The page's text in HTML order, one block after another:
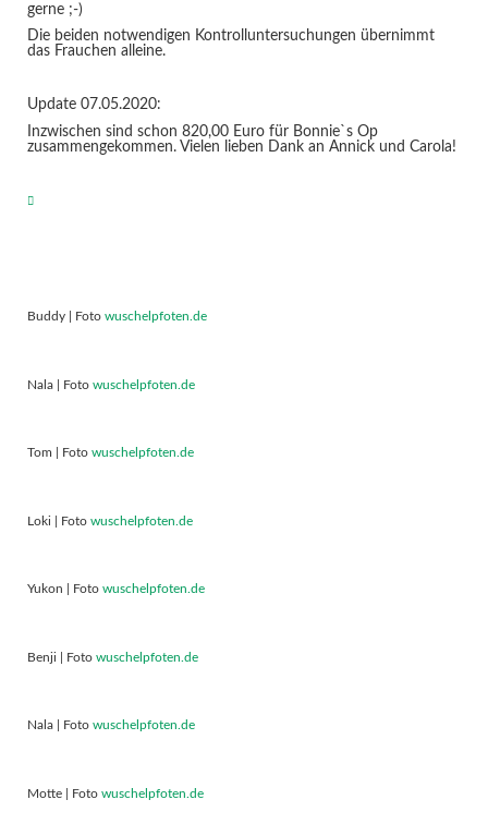
gerne ;-)
Die beiden notwendigen Kontrolluntersuchungen übernimmt
das Frauchen alleine.
Update 07.05.2020:
Inzwischen sind schon 820,00 Euro für Bonnie`s Op
zusammengekommen. Vielen lieben Dank an Annick und Carola!
Buddy | Foto wuschelpfoten.de
Nala | Foto wuschelpfoten.de
Tom | Foto wuschelpfoten.de
Loki | Foto wuschelpfoten.de
Yukon | Foto wuschelpfoten.de
Benji | Foto wuschelpfoten.de
Nala | Foto wuschelpfoten.de
Motte | Foto wuschelpfoten.de